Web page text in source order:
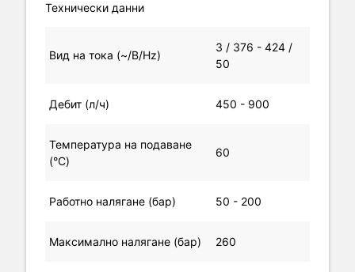
Технически данни
Вид на тока (~/В/Hz)
3 / 376 - 424 /
50
Дебит (л/ч) 450 - 900
Температура на подаване
(°C)
60
Работно налягане (бар) 50 - 200
Максимално налягане (бар) 260